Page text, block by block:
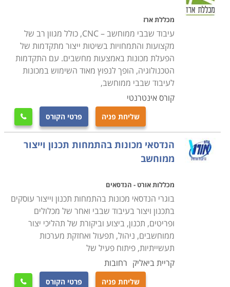
מכללת ארז
עיבוד שבבי ממוחשב – CNC, כולל מגוון רב של
מקצועות והתמחויות בשיטות ייצור מתקדמות של
הפעלת מכונות באמצעות מחשבים. עם התקדמות
הטכנולוגיה, הופך לנפוץ מאוד השימוש במכונות
לעיבוד שבבי ממוחשב,
קורס אינטרנטי
שליחת פניה פרטי הקורס 
הנדסאי מכונות בהתמחות תכנון וייצור
ממוחשב
מכללות אורט - הנדסאים
בוגרי הנדסאי מכונות בהתמחות תכנון וייצור עוסקים
בתכנון ויצור בעיבוד שבבי ואחר של מכלולים
ופריטים, תכנון, ביצוע וביקורת של תהליכי יצור
ממוחשבים, ניהול, תפעול ואחזקת מערכות
תעשייתיות, פיתוח פעיל של
קריית ביאליק רחובות
שליחת פניה פרטי הקורס 